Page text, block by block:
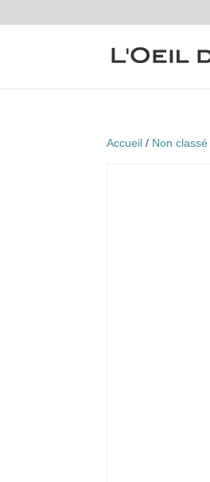
Accueil / Non classé